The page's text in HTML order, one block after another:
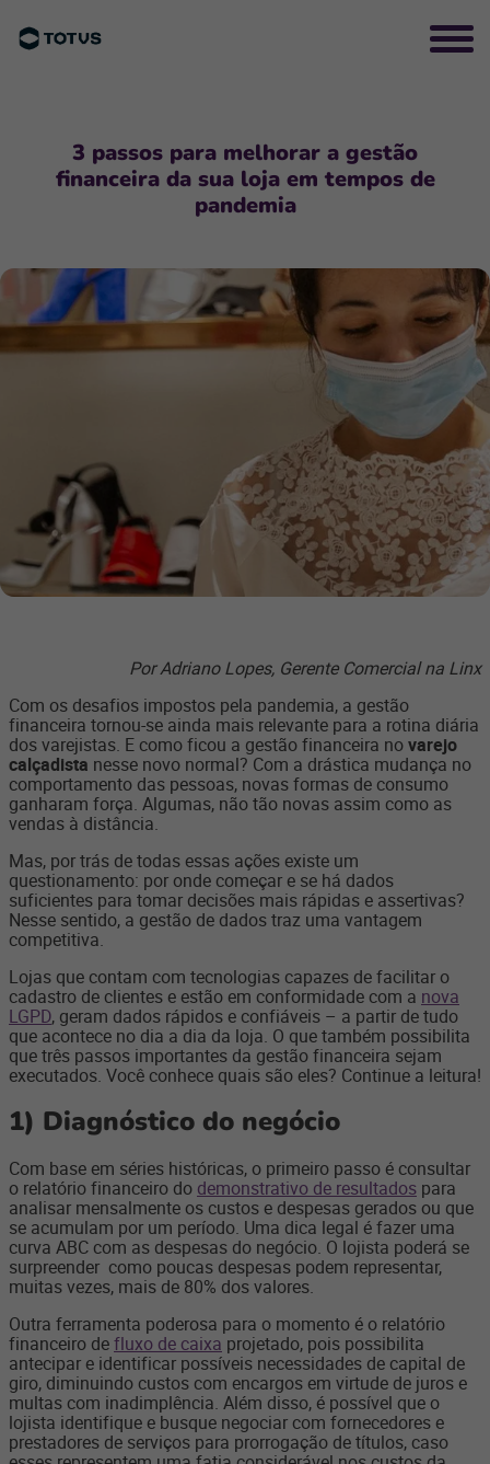
3 passos para melhorar a gestão
financeira da sua loja em tempos de
pandemia
Por Adriano Lopes, Gerente Comercial na Linx
Com os desafios impostos pela pandemia, a gestão
financeira tornou-se ainda mais relevante para a rotina diária
dos varejistas. E como ficou a gestão financeira novarejo
calçadista nesse novo normal? Com a drástica mudança no
comportamento das pessoas, novas formas de consumo
ganharam força. Algumas, não tão novas assim como as
vendas à distância.
Mas, por trás de todas essas ações existe um
questionamento: por onde começar e se há dados
suficientes para tomar decisões mais rápidas e assertivas?
Nesse sentido, a gestão de dados traz uma vantagem
competitiva.
Lojas que contam com tecnologias capazes de facilitar o
cadastro de clientes e estão em conformidade com a nova
LGPD, geram dados rápidos e confiáveis – a partir de tudo
que acontece no dia a dia da loja. O que também possibilita
que três passos importantes da gestão financeira sejam
executados. Você conhece quais são eles? Continue a leitura!
1) Diagnóstico do negócio
Com base em séries históricas, o primeiro passo é consultar
o relatório financeiro do demonstrativo de resultados para
analisar mensalmente os custos e despesas gerados ou que
se acumulam por um período. Uma dica legal é fazer uma
curva ABC com as despesas do negócio. O lojista poderá se
surpreender como poucas despesas podem representar,
muitas vezes, mais de 80% dos valores.
Outra ferramenta poderosa para o momento é o relatório
financeiro defluxo de caixa projetado, pois possibilita
antecipar e identificar possíveis necessidades de capital de
giro, diminuindo custos com encargos em virtude de juros e
multas com inadimplência. Além disso, é possível que o
lojista identifique e busque negociar com fornecedores e
prestadores de serviços para prorrogação de títulos, caso